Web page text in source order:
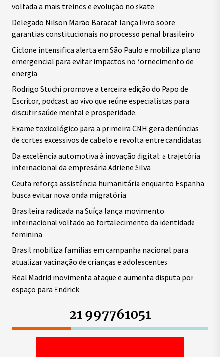
voltada a mais treinos e evolução no skate
Delegado Nilson Marão Baracat lança livro sobre
garantias constitucionais no processo penal brasileiro
Ciclone intensifica alerta em São Paulo e mobiliza plano
emergencial para evitar impactos no fornecimento de
energia
Rodrigo Stuchi promove a terceira edição do Papo de
Escritor, podcast ao vivo que reúne especialistas para
discutir saúde mental e prosperidade.
Exame toxicológico para a primeira CNH gera denúncias
de cortes excessivos de cabelo e revolta entre candidatas
Da excelência automotiva à inovação digital: a trajetória
internacional da empresária Adriene Silva
Ceuta reforça assistência humanitária enquanto Espanha
busca evitar nova onda migratória
Brasileira radicada na Suíça lança movimento
internacional voltado ao fortalecimento da identidade
feminina
Brasil mobiliza famílias em campanha nacional para
atualizar vacinação de crianças e adolescentes
Real Madrid movimenta ataque e aumenta disputa por
espaço para Endrick
21 997761051